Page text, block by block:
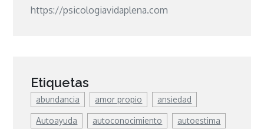
https://psicologiavidaplena.com
Etiquetas
abundancia amor propio ansiedad
Autoayuda autoconocimiento autoestima